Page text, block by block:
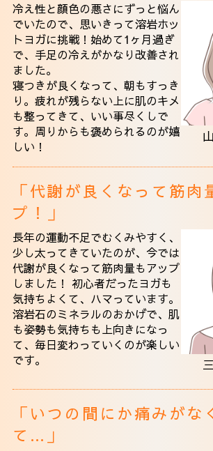
冷え性と顔色の悪さにずっと悩ん
でいたので、思いきって溶岩ホッ
トヨガに挑戦！始めて1ヶ月過ぎ
で、手足の冷えがかなり改善され
ました。
寝つきが良くなって、朝もすっき
り。疲れが残らない上に肌のキメ
も整ってきて、いい事尽くしで
す。周りからも褒められるのが嬉
しい！
「代謝が良くなって筋肉
プ！」
長年の運動不足でむくみやすく、
少し太ってきていたのが、今では
代謝が良くなって筋肉量もアップ
しました！ 初心者だったヨガも
気持ちよくて、ハマっています。
溶岩石のミネラルのおかげで、肌
も姿勢も気持ちも上向きになっ
て、毎日変わっていくのが楽しい
です。
「いつの間にか痛みがな
て…」